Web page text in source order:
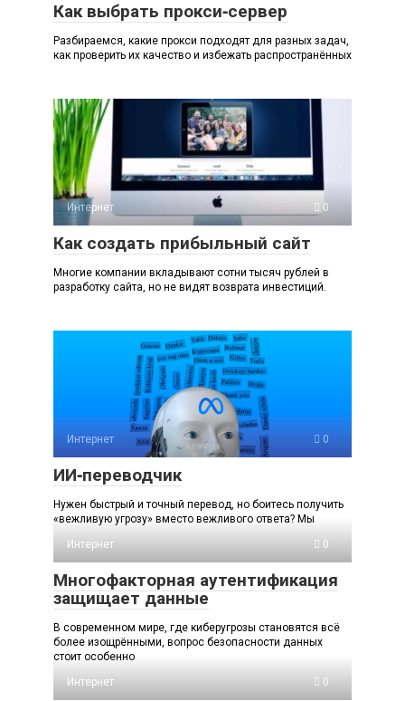
Как выбрать прокси‑сервер
Разбираемся, какие прокси подходят для разных задач,
как проверить их качество и избежать распространённых
Интернет 0
Как создать прибыльный сайт
Многие компании вкладывают сотни тысяч рублей в
разработку сайта, но не видят возврата инвестиций.
Интернет 0
ИИ‑переводчик
Нужен быстрый и точный перевод, но боитесь получить
«вежливую угрозу» вместо вежливого ответа? Мы
Интернет
0
Многофакторная аутентификация
защищает данные
В современном мире, где киберугрозы становятся всё
более изощрёнными, вопрос безопасности данных
стоит особенно
Интернет
0